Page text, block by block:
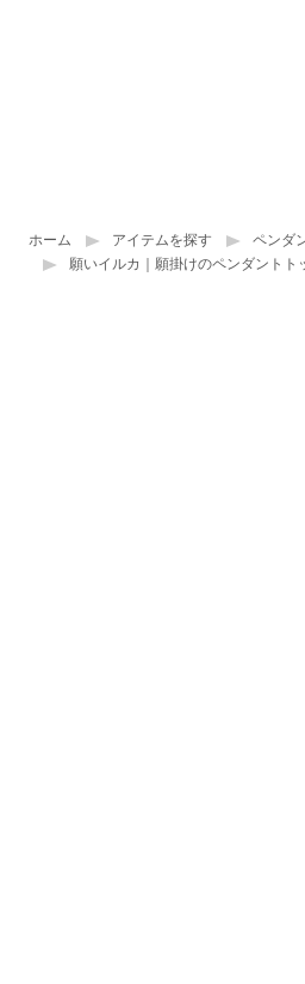
ホーム アイテムを探す
ペンダ
願いイルカ｜願掛けのペンダントト